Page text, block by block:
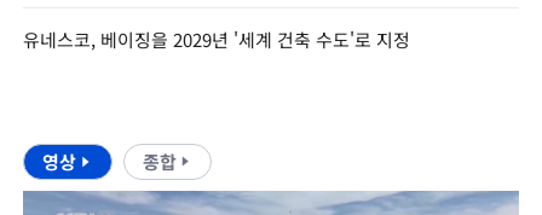
유네스코, 베이징을 2029년 '세계 건축 수도'로 지정
영상 종합